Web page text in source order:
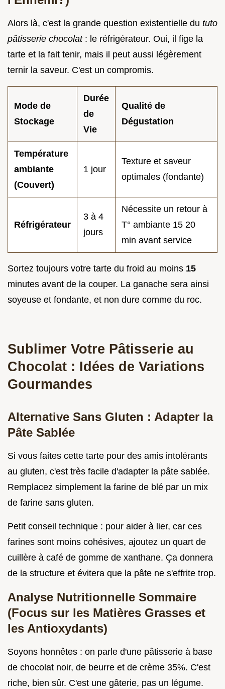
Alors là, c'est la grande question existentielle du tuto
pâtisserie chocolat : le réfrigérateur. Oui, il fige la
tarte et la fait tenir, mais il peut aussi légèrement
ternir la saveur. C'est un compromis.
Mode de
Stockage
Durée
de
Vie
Qualité de
Dégustation
Température
ambiante
(Couvert)
1 jour
Texture et saveur
optimales (fondante)
Réfrigérateur
3 à 4
jours
Nécessite un retour à
T° ambiante 15 20
min avant service
Sortez toujours votre tarte du froid au moins 15
minutes avant de la couper. La ganache sera ainsi
soyeuse et fondante, et non dure comme du roc.
Sublimer Votre Pâtisserie au
Chocolat : Idées de Variations
Gourmandes
Alternative Sans Gluten : Adapter la
Pâte Sablée
Si vous faites cette tarte pour des amis intolérants
au gluten, c'est très facile d'adapter la pâte sablée.
Remplacez simplement la farine de blé par un mix
de farine sans gluten.
Petit conseil technique : pour aider à lier, car ces
farines sont moins cohésives, ajoutez un quart de
cuillère à café de gomme de xanthane. Ça donnera
de la structure et évitera que la pâte ne s'effrite trop.
Analyse Nutritionnelle Sommaire
(Focus sur les Matières Grasses et
les Antioxydants)
Soyons honnêtes : on parle d'une pâtisserie à base
de chocolat noir, de beurre et de crème 35%. C'est
riche, bien sûr. C'est une gâterie, pas un légume.